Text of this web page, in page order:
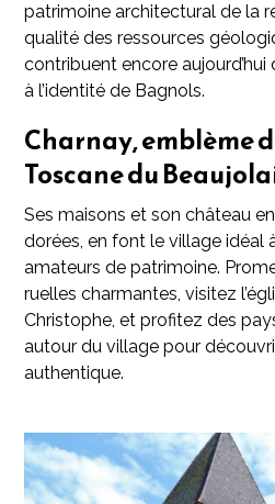
patrimoine architectural de la
qualité des ressources
contribuent encore
à l’identité de Bagnols.
Charnay, emblème
Toscane du
Ses maisons et son château
dorées, en font le village idéal
amateurs de patrimoine.
ruelles charmantes, visitez
Christophe, et profitez des
autour du village pour
authentique.